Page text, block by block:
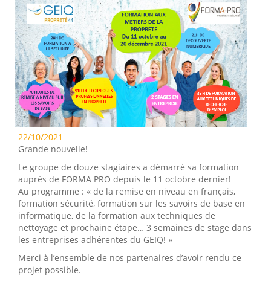
22/10/2021
Grande nouvelle!
Le groupe de douze stagiaires a démarré sa formation
auprès de FORMA PRO depuis le 11 octobre dernier!
Au programme : « de la remise en niveau en français,
formation sécurité, formation sur les savoirs de base en
informatique, de la formation aux techniques de
nettoyage et prochaine étape… 3 semaines de stage dans
les entreprises adhérentes du GEIQ! »
Merci à l’ensemble de nos partenaires d’avoir rendu ce
projet possible.